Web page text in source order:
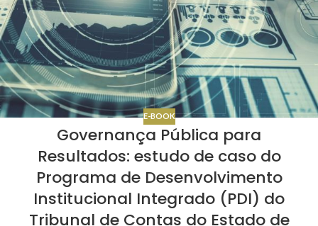
E-BOOK
Governança Pública para
Resultados: estudo de caso do
Programa de Desenvolvimento
Institucional Integrado (PDI) do
Tribunal de Contas do Estado de